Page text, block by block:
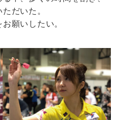
だいた。
願いしたい。